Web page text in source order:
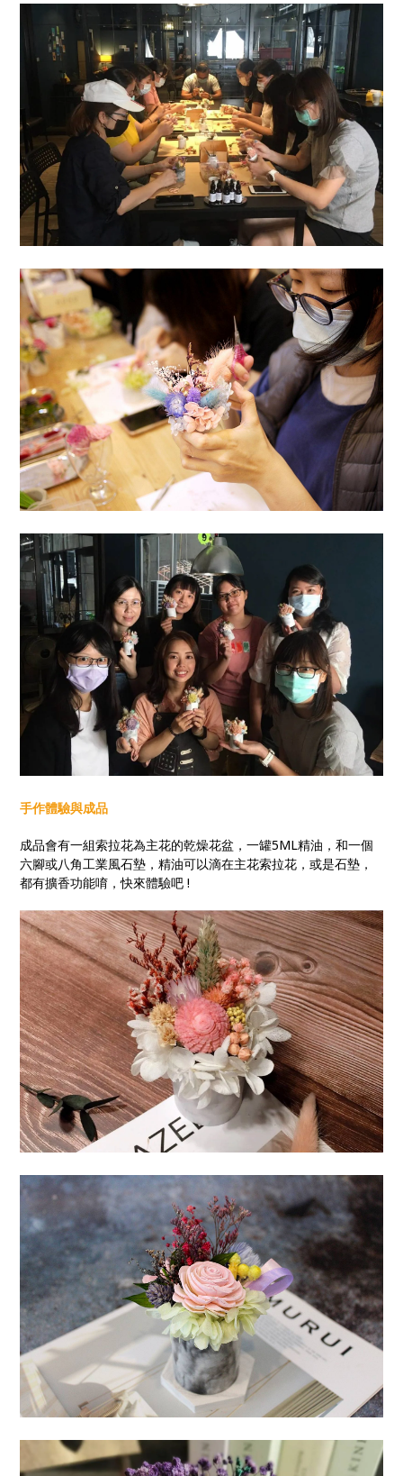
手作體驗與成品
成品會有一組索拉花為主花的乾燥花盆，一罐5ML精油，和一個
六腳或八角工業風石墊，精油可以滴在主花索拉花，或是石墊，
都有擴香功能唷，快來體驗吧 !